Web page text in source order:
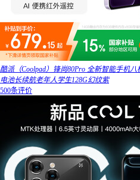
酷派（Coolpad）锋尚80Pro 全新智能手机
电池长续航老年人学生128G幻纹紫
500条评价